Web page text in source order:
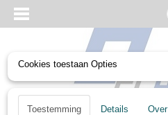
Cookies toestaan Opties
Toestemming Details Over